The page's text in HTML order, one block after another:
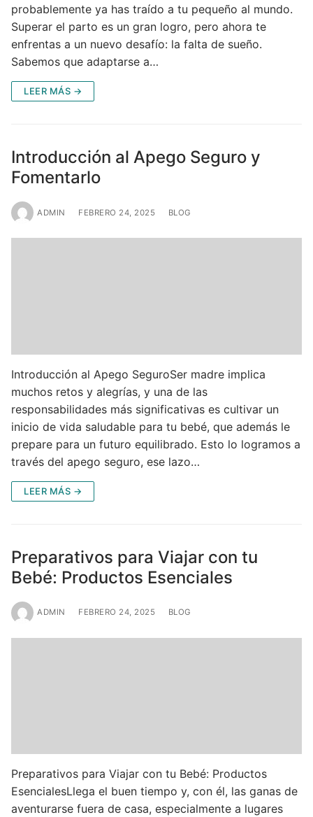
probablemente ya has traído a tu pequeño al mundo.
Superar el parto es un gran logro, pero ahora te
enfrentas a un nuevo desafío: la falta de sueño.
Sabemos que adaptarse a…
LEER MÁS →
Introducción al Apego Seguro y
Fomentarlo
ADMIN FEBRERO 24, 2025 BLOG
Introducción al Apego SeguroSer madre implica
muchos retos y alegrías, y una de las
responsabilidades más significativas es cultivar un
inicio de vida saludable para tu bebé, que además le
prepare para un futuro equilibrado. Esto lo logramos a
través del apego seguro, ese lazo…
LEER MÁS →
Preparativos para Viajar con tu
Bebé: Productos Esenciales
ADMIN FEBRERO 24, 2025 BLOG
Preparativos para Viajar con tu Bebé: Productos
EsencialesLlega el buen tiempo y, con él, las ganas de
aventurarse fuera de casa, especialmente a lugares